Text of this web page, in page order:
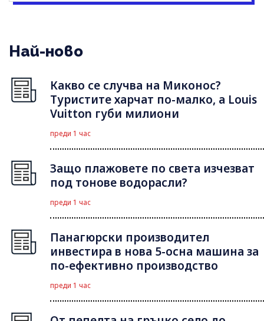
Най-ново
Какво се случва на Миконос?
Туристите харчат по-малко, а Louis
Vuitton губи милиони
преди 1 час
Защо плажовете по света изчезват
под тонове водорасли?
преди 1 час
Панагюрски производител
инвестира в нова 5-осна машина за
по-ефективно производство
преди 1 час